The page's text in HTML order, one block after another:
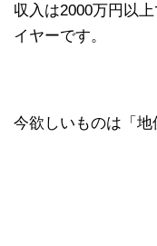
収入は2000万円以
イヤーです。
今欲しいものは「地